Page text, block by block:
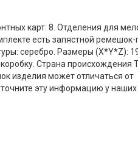
карт: 8. Отделения для
есть запястной ремешок-
серебро. Размеры (X*Y*Z):
Страна происхождения
изделия может отличаться от
эту информацию у наших